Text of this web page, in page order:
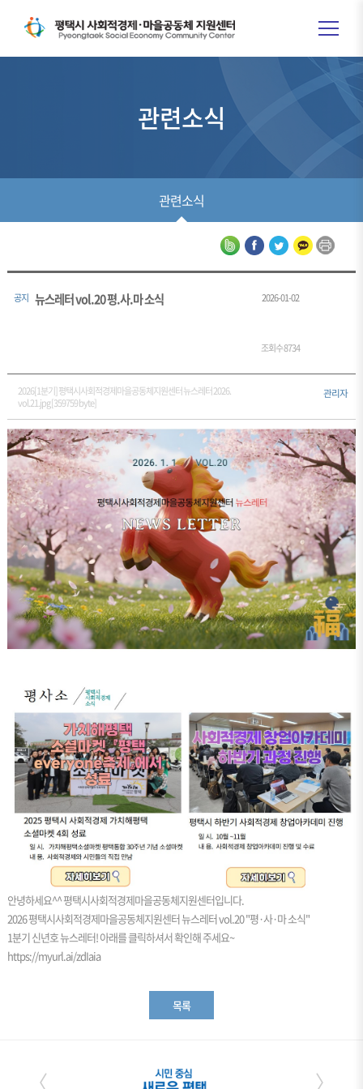
관련소식
관련소식
공지 뉴스레터 vol.20 평.사.마 소식 2026-01-02
조회수 8734
2026[1분기] 평택시사회적경제마을공동체지원센터 뉴스레터 2026.
vol.21.jpg [359759 byte]
관리자
안녕하세요^^ 평택시사회적경제마을공동체지원센터입니다.
2026 평택시사회적경제마을공동체지원센터 뉴스레터 vol.20 "평·사·마 소식"
1분기 신년호 뉴스레터! 아래를 클릭하셔서 확인해 주세요~
https://myurl.ai/zdIaia
목록
〈 〉